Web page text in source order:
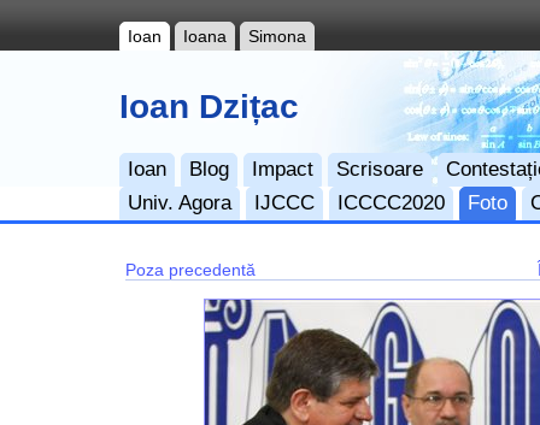
Ioan Ioana Simona
Ioan Dzițac
Ioan Blog Impact Scrisoare
Univ. Agora
IJCCC ICCCC2020 Foto
Poza precedentă